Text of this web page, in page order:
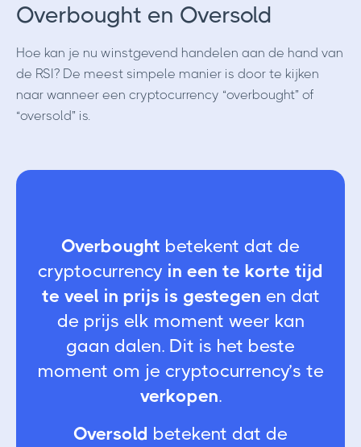
Overbought en Oversold
Hoe kan je nu winstgevend handelen aan de hand van
de RSI? De meest simpele manier is door te kijken
naar wanneer een cryptocurrency “overbought” of
“oversold” is.
Overbought betekent dat de
cryptocurrency in een te korte tijd
te veel in prijs is gestegen en dat
de prijs elk moment weer kan
gaan dalen. Dit is het beste
moment om je cryptocurrency’s te
verkopen.
Oversold betekent dat de